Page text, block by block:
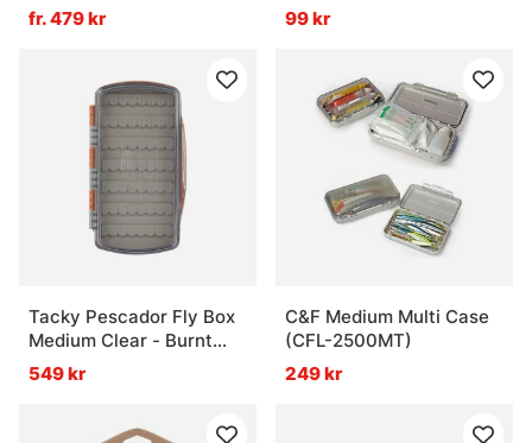
fr. 479 kr
99 kr
Tacky Pescador Fly Box
Medium Clear - Burnt
Orange
549 kr
C&F Medium Multi Case
(CFL-2500MT)
249 kr